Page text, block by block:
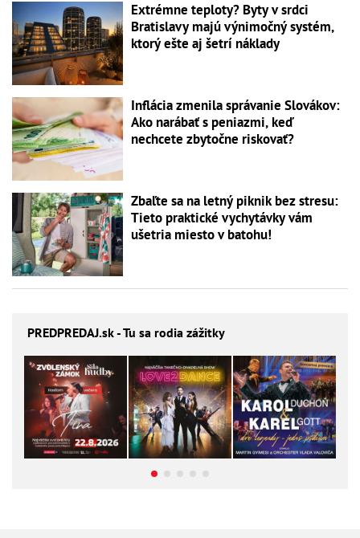
Extrémne teploty? Byty v srdci
Bratislavy majú výnimočný systém,
ktorý ešte aj šetrí náklady
Inflácia zmenila správanie Slovákov:
Ako narábať s peniazmi, keď
nechcete zbytočne riskovať?
Zbaľte sa na letný piknik bez stresu:
Tieto praktické vychytávky vám
ušetria miesto v batohu!
PREDPREDAJ.sk - Tu sa rodia zážitky